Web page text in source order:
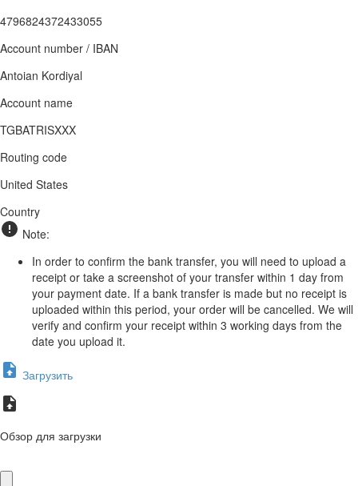
4796824372433055
Account number / IBAN
Antoian Kordiyal
Account name
TGBATRISXXX
Routing code
United States
Country
Note:
In order to confirm the bank transfer, you will need to upload a
receipt or take a screenshot of your transfer within 1 day from
your payment date. If a bank transfer is made but no receipt is
uploaded within this period, your order will be cancelled. We will
verify and confirm your receipt within 3 working days from the
date you upload it.
Загрузить
Обзор для загрузки